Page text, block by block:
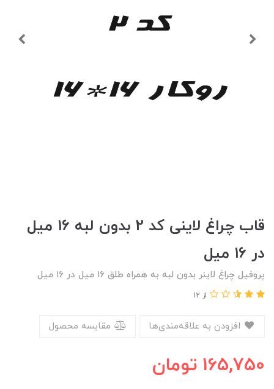
قاب چراغ لاینی کد 2 بدون لبه ۱۶ میل
در ۱۶ میل
پروفیل چراغ لاینر بدون لبه به همراه طلق ۱۶ میل در ۱۶ میل
از 12
مقایسه محصول
165,750 تومان